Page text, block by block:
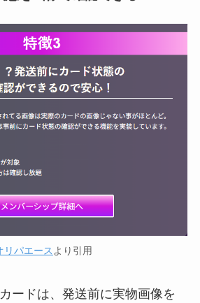
リパエース より引用
ードは、発送前に実物画像を